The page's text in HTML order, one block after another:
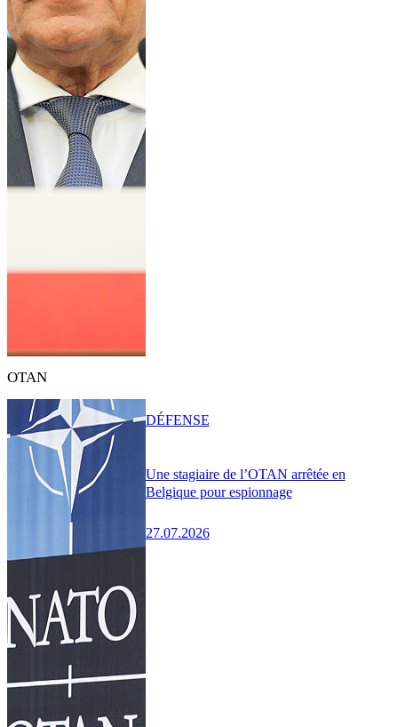
OTAN
Une stagiaire de l’OTAN arrêtée en
Belgique pour espionnage
27.07.2026
DÉFENSE